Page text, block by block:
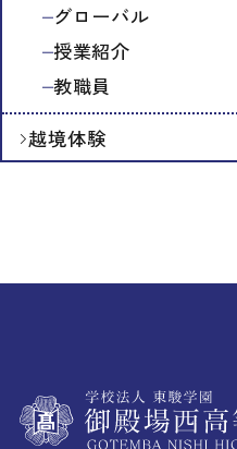
グローバル
授業紹介
教職員
越境体験